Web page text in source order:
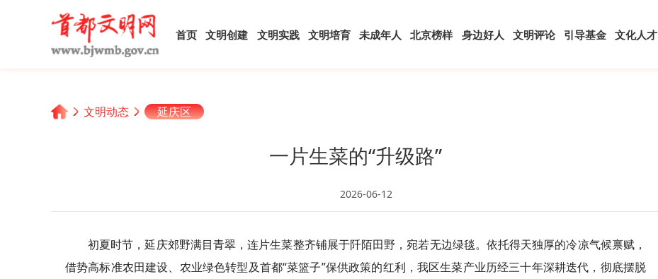
首页 文明创建 文明实践 文明培育 未成年人 北京榜样 身边好人 文明评论 引导基金 文化人才
文明动态 延庆区
一片生菜的“升级路”
2026-06-12
初夏时节，延庆郊野满目青翠，连片生菜整齐铺展于阡陌田野，宛若无边绿毯。依托得天独厚的冷凉气候禀赋，
借势高标准农田建设、农业绿色转型及首都“菜篮子”保供政策的红利，我区生菜产业历经三十年深耕迭代，彻底摆脱